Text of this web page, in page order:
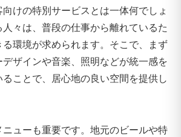
けの特別サービスとは一体何でしょ
人々は、普段の仕事から離れているた
環境が求められます。そこで、まず
ザインや音楽、照明などが統一感を
ことで、居心地の良い空間を提供し
ニューも重要です。地元のビールや特